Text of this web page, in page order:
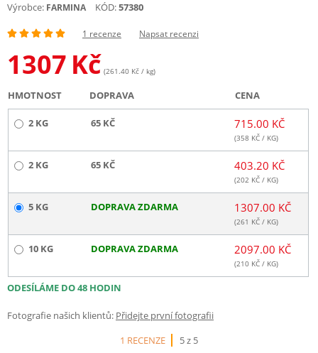
Výrobce: FARMINA KÓD:57380
1 recenze Napsat recenzi
1307 Kč (261.40 Kč / kg)
HMOTNOST DOPRAVA CENA
2 KG 65 KČ 715.00 KČ
(358 KČ / KG)
2 KG 65 KČ 403.20 KČ
(202 KČ / KG)
5 KG DOPRAVA ZDARMA 1307.00 KČ
(261 KČ / KG)
10 KG DOPRAVA ZDARMA 2097.00 KČ
(210 KČ / KG)
ODESÍLÁME DO 48 HODIN
Fotografie našich klientů: Přidejte první fotografii
1 RECENZE
5 z 5